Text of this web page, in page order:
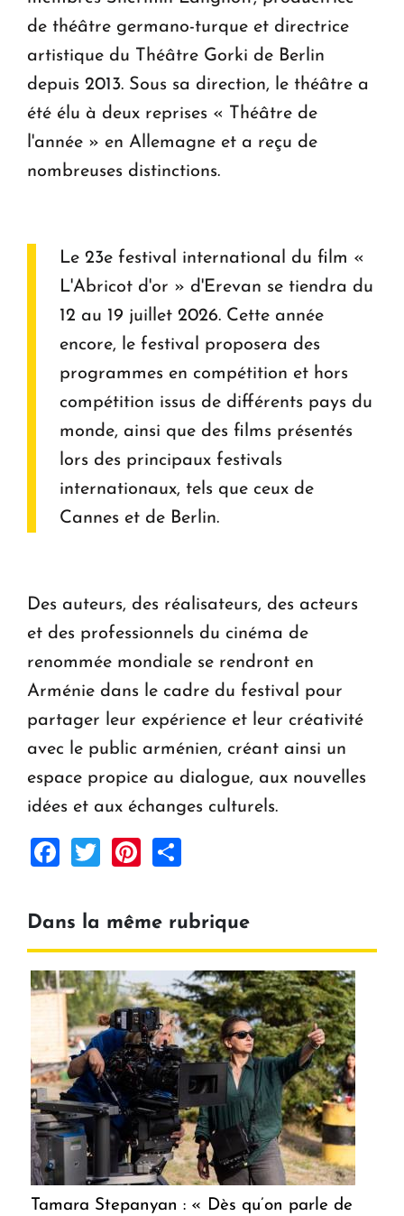
de théâtre germano-turque et directrice
artistique du Théâtre Gorki de Berlin
depuis 2013. Sous sa direction, le théâtre a
été élu à deux reprises « Théâtre de
l'année » en Allemagne et a reçu de
nombreuses distinctions.
Le 23e festival international du film «
L'Abricot d'or » d'Erevan se tiendra du
12 au 19 juillet 2026. Cette année
encore, le festival proposera des
programmes en compétition et hors
compétition issus de différents pays du
monde, ainsi que des films présentés
lors des principaux festivals
internationaux, tels que ceux de
Cannes et de Berlin.
Des auteurs, des réalisateurs, des acteurs
et des professionnels du cinéma de
renommée mondiale se rendront en
Arménie dans le cadre du festival pour
partager leur expérience et leur créativité
avec le public arménien, créant ainsi un
espace propice au dialogue, aux nouvelles
idées et aux échanges culturels.
Facebook
TwitterPinterest
Dans la même rubrique
Tamara Stepanyan : « Dès qu’on parle de